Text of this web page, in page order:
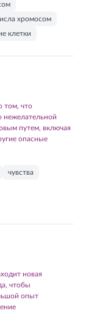
хромосом
клетки
том, что
нежелательной
путем, включая
опасные
чувства
новая
чтобы
опыт